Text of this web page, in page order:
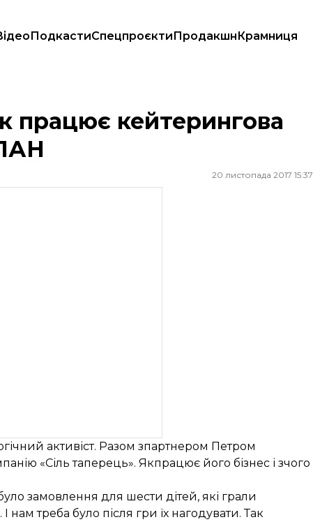
ПодкастиСпецпроєктиПродакшнКрамниця
ПЛАН
працює кейтерингова
20 листопада 2017 15:37
активіст. Разом зпартнером Петром
«Сіль таперець». Якпрацює його бізнес і зчого
замовлення для шести дітей, які грали
треба було після гри їх нагодувати. Так